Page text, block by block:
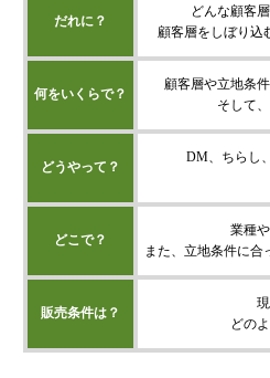
だれに？
どんな顧客
顧客層をしぼり込
何をいくらで？
顧客層や立地条
そして
どうやって？
DM、ちらし
どこで？
業種
また、立地条件に合
販売条件は？
どの